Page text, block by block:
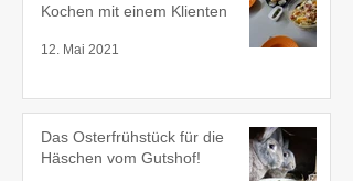
Kochen mit einem Klienten
12. Mai 2021
Das Osterfrühstück für die
Häschen vom Gutshof!